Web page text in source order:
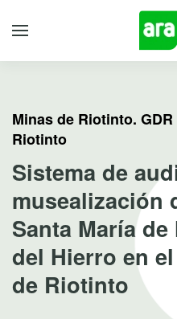
Minas de Riotinto.
Riotinto
Sistema de
musealización
Santa María
del Hierro en
de Riotinto